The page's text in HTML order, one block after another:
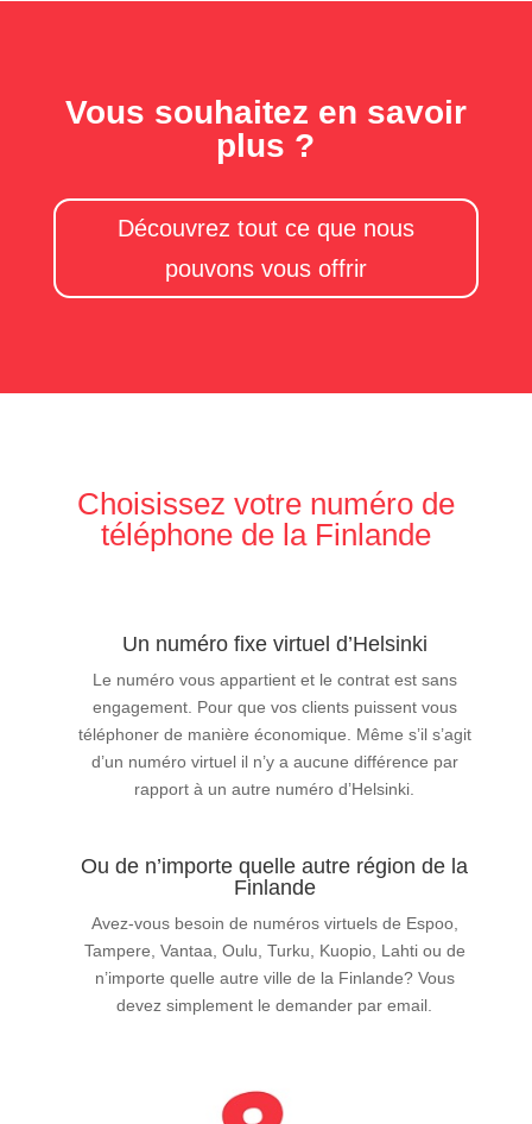
Vous souhaitez en savoir
plus ?
Découvrez tout ce que nous
pouvons vous offrir
Choisissez votre numéro de
téléphone de la Finlande
Un numéro fixe virtuel d’Helsinki
Le numéro vous appartient et le contrat est sans
engagement. Pour que vos clients puissent vous
téléphoner de manière économique. Même s’il s’agit
d’un numéro virtuel il n’y a aucune différence par
rapport à un autre numéro d’Helsinki.
Ou de n’importe quelle autre région de la
Finlande
Avez-vous besoin de numéros virtuels de Espoo,
Tampere, Vantaa, Oulu, Turku, Kuopio, Lahti ou de
n’importe quelle autre ville de la Finlande? Vous
devez simplement le demander par email.